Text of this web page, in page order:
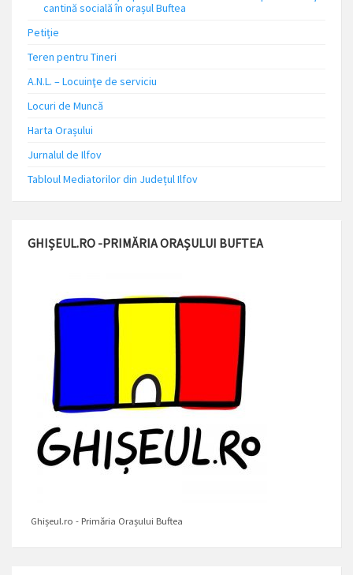
cantină socială în orașul Buftea
Petiție
Teren pentru Tineri
A.N.L. – Locuinţe de serviciu
Locuri de Muncă
Harta Orașului
Jurnalul de Ilfov
Tabloul Mediatorilor din Județul Ilfov
GHIȘEUL.RO -PRIMĂRIA ORAȘULUI BUFTEA
Ghișeul.ro - Primăria Orașului Buftea